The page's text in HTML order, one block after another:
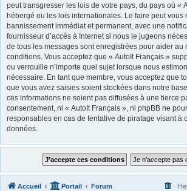
peut transgresser les lois de votre pays, du pays où «
hébergé ou les lois internationales. Le faire peut vous
bannissement immédiat et permanent, avec une
fournisseur d’accès à Internet si nous le jugeons
de tous les messages sont enregistrées pour aider au
conditions. Vous acceptez que « AutoIt Français »
ou verrouille n’importe quel sujet lorsque nous
nécessaire. En tant que membre, vous acceptez que
que vous avez saisies soient stockées dans notre
ces informations ne soient pas diffusées à une tierce
consentement, ni « AutoIt Français », ni phpBB ne
responsables en cas de tentative de piratage visant à
données.
Accueil Portail Forum